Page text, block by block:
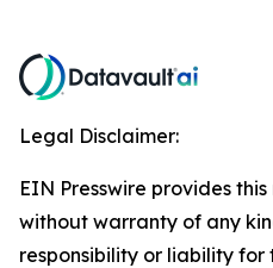
Legal Disclaimer:
EIN Presswire provides
without warranty of any
responsibility or liability